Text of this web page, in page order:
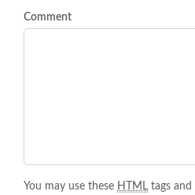
Comment
You may use these HTML tags